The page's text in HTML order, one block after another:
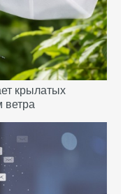
крылатых
ветра